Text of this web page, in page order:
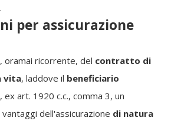
per assicurazione
oramai ricorrente, del contratto di
vita, laddove il beneficiario
ex art. 1920 c.c., comma 3, un
vantaggi dell'assicurazione di natura